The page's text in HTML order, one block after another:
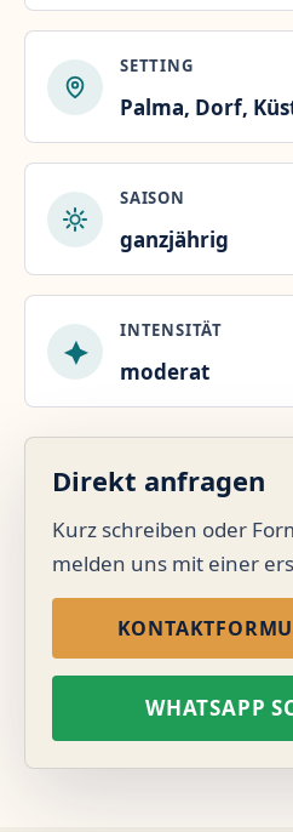
SETTING
Palma, Dorf,
SAISON
ganzjährig
INTENSITÄT
moderat
Direkt anfragen
Kurz schreiben oder
melden uns mit einer
WHATSAPP